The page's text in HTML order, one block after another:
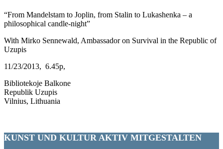
“From Mandelstam to Joplin, from Stalin to Lukashenka – a
philosophical candle-night”
With Mirko Sennewald, Ambassador on Survival in the Republic of
Uzupis
11/23/2013, 6.45p,
Bibliotekoje Balkone
Republik Uzupis
Vilnius, Lithuania
KUNST UND KULTUR AKTIV MITGESTALTEN